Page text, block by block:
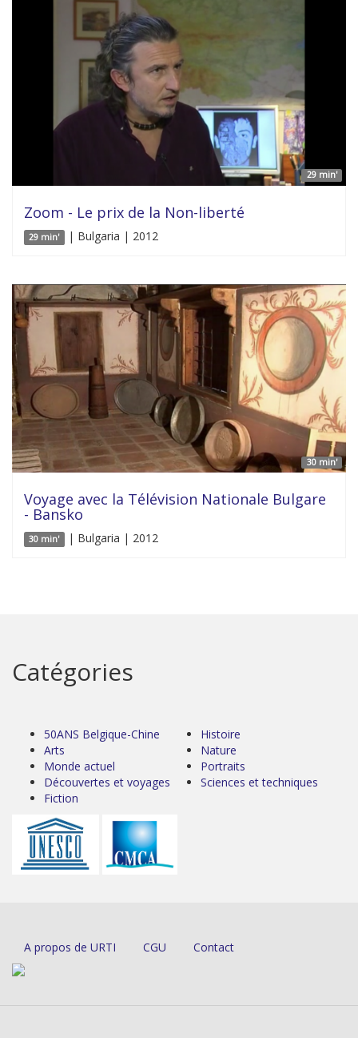
29 min'
Zoom - Le prix de la Non-liberté
29 min' | Bulgaria | 2012
30 min'
Voyage avec la Télévision Nationale Bulgare
- Bansko
30 min' | Bulgaria | 2012
Catégories
50ANS Belgique-Chine
Arts
Monde actuel
Découvertes et voyages
Fiction
Histoire
Nature
Portraits
Sciences et techniques
A propos de URTI CGU Contact